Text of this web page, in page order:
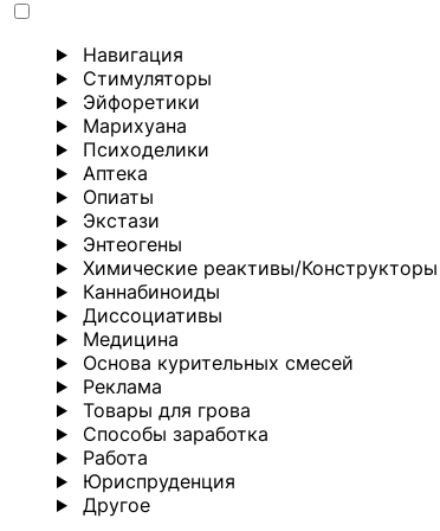
Навигация
Стимуляторы
Эйфоретики
Марихуана
Психоделики
Аптека
Опиаты
Экстази
Энтеогены
Химические реактивы/Конструкторы
Каннабиноиды
Диссоциативы
Медицина
Основа курительных смесей
Реклама
Товары для грова
Способы заработка
Работа
Юриспруденция
Другoе